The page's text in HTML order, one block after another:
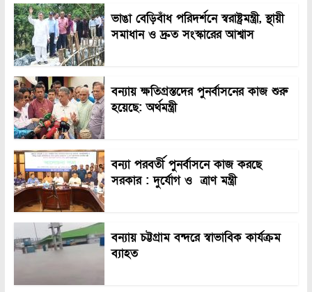
ভাঙা বেড়িবাঁধ পরিদর্শনে স্বরাষ্ট্রমন্ত্রী, স্থায়ী
সমাধান ও দ্রুত সংস্কারের আশ্বাস
বন্যায় ক্ষতিগ্রস্তদের পুনর্বাসনের কাজ শুরু
হয়েছে: অর্থমন্ত্রী
বন্যা পরবর্তী পুনর্বাসনে কাজ করছে
সরকার : দুর্যোগ ও ত্রাণ মন্ত্রী
বন্যায় চট্টগ্রাম বন্দরে স্বাভাবিক কার্যক্রম
ব্যাহত